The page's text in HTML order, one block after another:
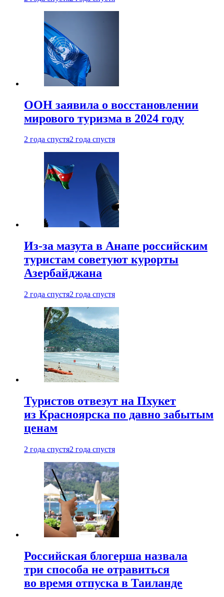
ООН заявила о восстановлении
мирового туризма в 2024 году
2 года спустя2 года спустя
Из-за мазута в Анапе российским
туристам советуют курорты
Азербайджана
2 года спустя2 года спустя
Туристов отвезут на Пхукет
из Красноярска по давно забытым
ценам
2 года спустя2 года спустя
Российская блогерша назвала
три способа не отравиться
во время отпуска в Таиланде